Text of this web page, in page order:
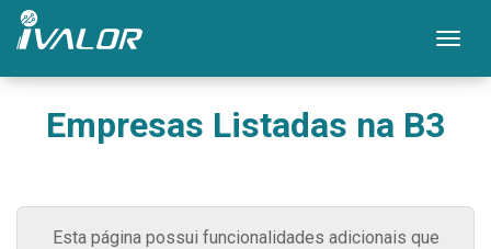
Empresas Listadas na B3
Esta página possui funcionalidades adicionais que